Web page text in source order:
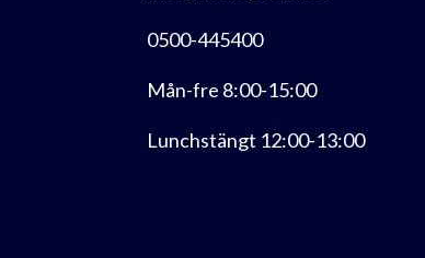
0500-445400
Mån-fre 8:00-15:00
Lunchstängt 12:00-13:00